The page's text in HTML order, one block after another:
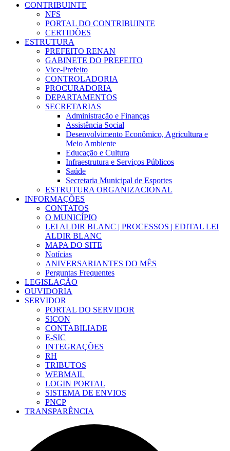
CONTRIBUINTE
NFS
PORTAL DO CONTRIBUINTE
CERTIDÕES
ESTRUTURA
PREFEITO RENAN
GABINETE DO PREFEITO
Vice-Prefeito
CONTROLADORIA
PROCURADORIA
DEPARTAMENTOS
SECRETARIAS
Administração e Finanças
Assistência Social
Desenvolvimento Econômico, Agricultura e
Meio Ambiente
Educação e Cultura
Infraestrutura e Serviços Públicos
Saúde
Secretaria Municipal de Esportes
ESTRUTURA ORGANIZACIONAL
INFORMAÇÕES
CONTATOS
O MUNICÍPIO
LEI ALDIR BLANC | PROCESSOS | EDITAL LEI
ALDIR BLANC
MAPA DO SITE
Notícias
ANIVERSARIANTES DO MÊS
Perguntas Frequentes
LEGISLAÇÃO
OUVIDORIA
SERVIDOR
PORTAL DO SERVIDOR
SICON
CONTABILIADE
E-SIC
INTEGRAÇÕES
RH
TRIBUTOS
WEBMAIL
LOGIN PORTAL
SISTEMA DE ENVIOS
PNCP
TRANSPARÊNCIA